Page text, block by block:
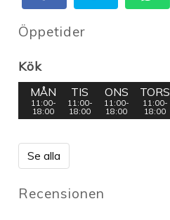
Öppetider
Kök
MÅN
11:00-
18:00
TIS
11:00-
18:00
ONS
11:00-
18:00
TORS
11:00-
18:00
Se alla
Recensionen